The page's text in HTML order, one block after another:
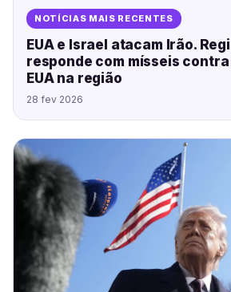
NOTÍCIAS MAIS RECENTES
EUA e Israel atacam Irão.
responde com mísseis
EUA na região
28 fev 2026